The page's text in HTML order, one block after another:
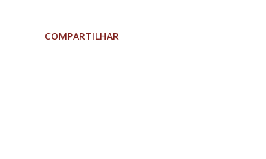
COMPARTILHAR